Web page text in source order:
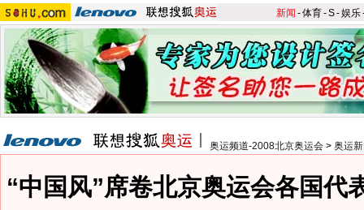
新闻 -体育-S-娱乐
奥运频道-2008北京奥运会 > 奥运
“中国风”席卷北京奥运会各国代